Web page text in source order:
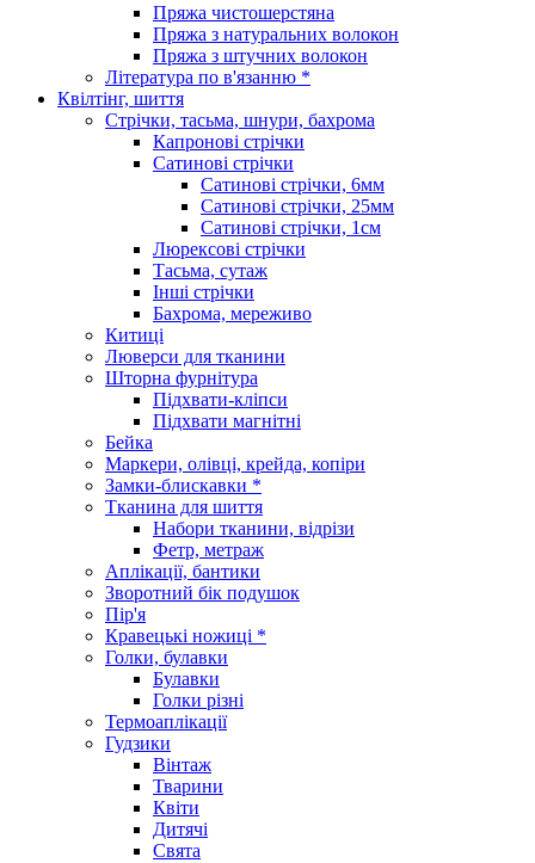
Пряжа чистошерстяна
Пряжа з натуральних волокон
Пряжа з штучних волокон
Література по в'язанню *
Квілтінг, шиття
Стрічки, тасьма, шнури, бахрома
Капронові стрічки
Сатинові стрічки
Сатинові стрічки, 6мм
Сатинові стрічки, 25мм
Сатинові стрічки, 1см
Люрексові стрічки
Тасьма, сутаж
Інші стрічки
Бахрома, мереживо
Китиці
Люверси для тканини
Шторна фурнітура
Підхвати-кліпси
Підхвати магнітні
Бейка
Маркери, олівці, крейда, копіри
Замки-блискавки *
Тканина для шиття
Набори тканини, відрізи
Фетр, метраж
Аплікації, бантики
Зворотний бік подушок
Пір'я
Кравецькі ножиці *
Голки, булавки
Булавки
Голки різні
Термоаплікації
Гудзики
Вінтаж
Тварини
Квіти
Дитячі
Свята